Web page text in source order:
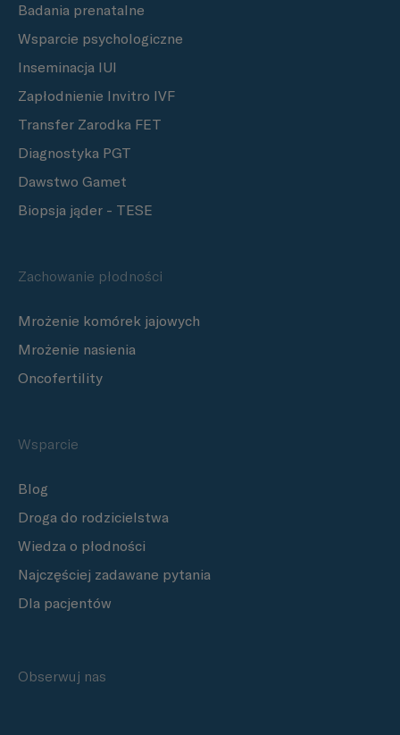
Badania prenatalne
Wsparcie psychologiczne
Inseminacja IUI
Zapłodnienie Invitro IVF
Transfer Zarodka FET
Diagnostyka PGT
Dawstwo Gamet
Biopsja jąder - TESE
Zachowanie płodności
Mrożenie komórek jajowych
Mrożenie nasienia
Oncofertility
Wsparcie
Blog
Droga do rodzicielstwa
Wiedza o płodności
Najczęściej zadawane pytania
Dla pacjentów
Obserwuj nas